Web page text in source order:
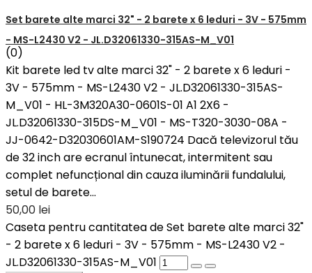
Set barete alte marci 32" - 2 barete x 6 leduri - 3V - 575mm
- MS-L2430 V2 - JL.D32061330-315AS-M_V01
(0)
Kit barete led tv alte marci 32" - 2 barete x 6 leduri -
3V - 575mm - MS-L2430 V2 - JL.D32061330-315AS-
M_V01 - HL-3M320A30-0601S-01 A1 2X6 -
JL.D32061330-315DS-M_V01 - MS-T320-3030-08A -
JJ-0642-D32030601AM-S190724 Dacă televizorul tău
de 32 inch are ecranul întunecat, intermitent sau
complet nefuncțional din cauza iluminării fundalului,
setul de barete...
50,00 lei
Caseta pentru cantitatea de Set barete alte marci 32"
- 2 barete x 6 leduri - 3V - 575mm - MS-L2430 V2 -
JL.D32061330-315AS-M_V01